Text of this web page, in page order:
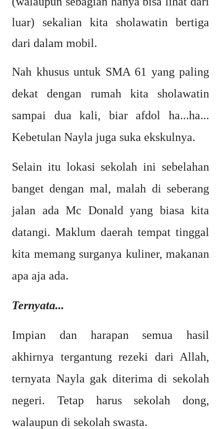
luar) sekalian kita sholawatin bertiga
dari dalam mobil.
Nah khusus untuk SMA 61 yang paling
dekat dengan rumah kita sholawatin
sampai dua kali, biar afdol ha...ha...
Kebetulan Nayla juga suka ekskulnya.
Selain itu lokasi sekolah ini sebelahan
banget dengan mal, malah di seberang
jalan ada Mc Donald yang biasa kita
datangi. Maklum daerah tempat tinggal
kita memang surganya kuliner, makanan
apa aja ada.
Ternyata...
Impian dan harapan semua hasil
akhirnya tergantung rezeki dari Allah,
ternyata Nayla gak diterima di sekolah
negeri. Tetap harus sekolah dong,
walaupun di sekolah swasta.